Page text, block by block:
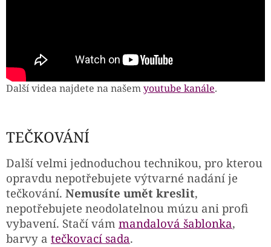
Další videa najdete na našemyoutube kanále.
TEČKOVÁNÍ
Další velmi jednoduchou technikou, pro kterou
opravdu nepotřebujete výtvarné nadání je
tečkování. Nemusíte umět kreslit,
nepotřebujete neodolatelnou múzu ani profi
vybavení. Stačí vám mandalová šablonka,
barvy a tečkovací sada.